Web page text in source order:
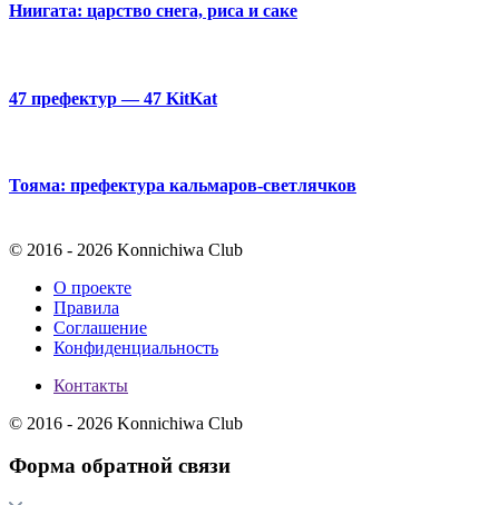
Ниигата: царство снега, риса и саке
47 префектур — 47 KitKat
Тояма: префектура кальмаров-светлячков
© 2016 - 2026 Konnichiwa Club
О проекте
Правила
Соглашение
Конфиденциальность
Контакты
© 2016 - 2026 Konnichiwa Club
Форма обратной связи